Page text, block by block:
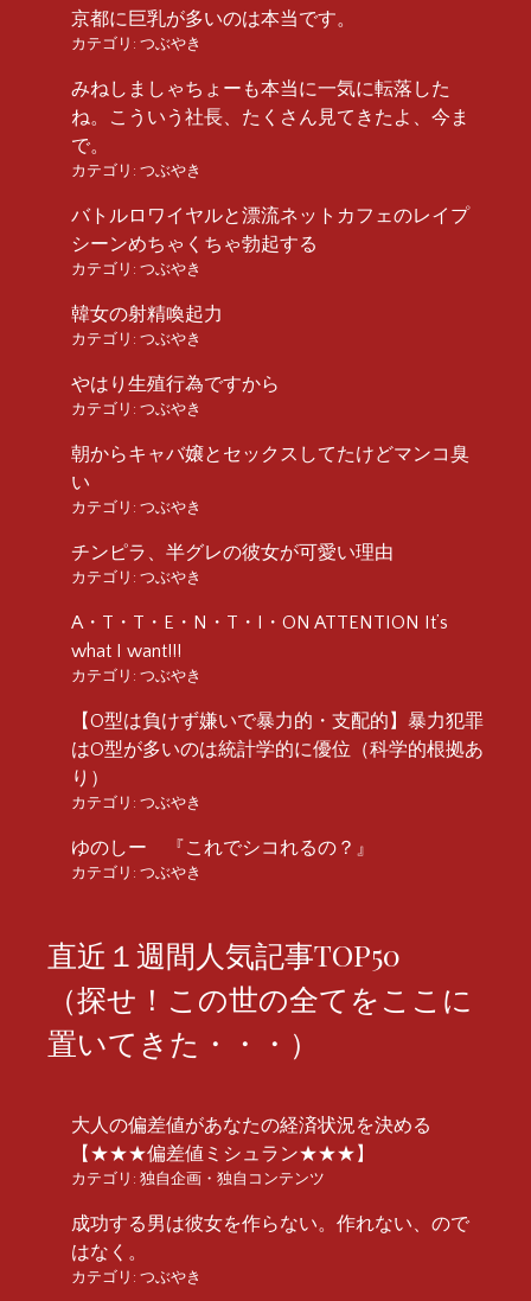
京都に巨乳が多いのは本当です。
カテゴリ: つぶやき
みねしましゃちょーも本当に一気に転落した
ね。こういう社長、たくさん見てきたよ、今ま
で。
カテゴリ: つぶやき
バトルロワイヤルと漂流ネットカフェのレイプ
シーンめちゃくちゃ勃起する
カテゴリ: つぶやき
韓女の射精喚起力
カテゴリ: つぶやき
やはり生殖行為ですから
カテゴリ: つぶやき
朝からキャバ嬢とセックスしてたけどマンコ臭
い
カテゴリ: つぶやき
チンピラ、半グレの彼女が可愛い理由
カテゴリ: つぶやき
A・T・T・E・N・T・I・ON ATTENTION It’s
what I want!!!
カテゴリ: つぶやき
【O型は負けず嫌いで暴力的・支配的】暴力犯罪
はO型が多いのは統計学的に優位（科学的根拠あ
り）
カテゴリ: つぶやき
ゆのしー 『これでシコれるの？』
カテゴリ: つぶやき
直近１週間人気記事TOP50
（探せ！この世の全てをここに
置いてきた・・・）
大人の偏差値があなたの経済状況を決める
【★★★偏差値ミシュラン★★★】
カテゴリ: 独自企画・独自コンテンツ
成功する男は彼女を作らない。作れない、ので
はなく。
カテゴリ: つぶやき